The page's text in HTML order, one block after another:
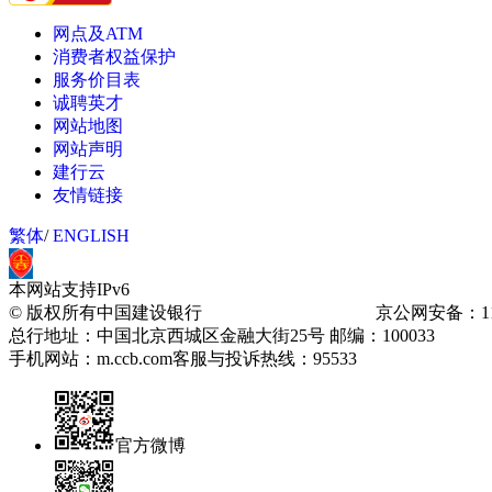
网点及ATM
消费者权益保护
服务价目表
诚聘英才
网站地图
网站声明
建行云
友情链接
繁体/ENGLISH
本网站支持IPv6
© 版权所有中国建设银行
京公网安备：
总行地址：中国北京西城区金融大街25号 邮编：100033
手机网站：m.ccb.com客服与投诉热线：95533
官方微博